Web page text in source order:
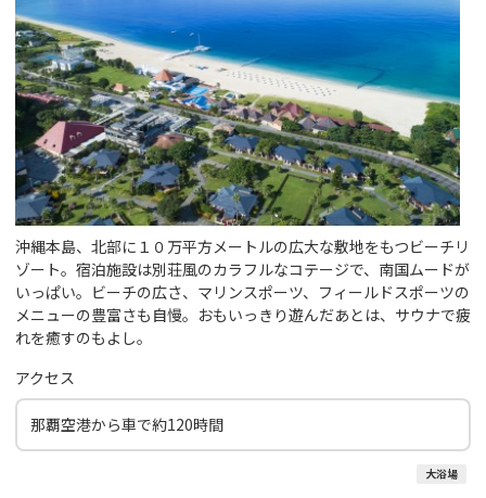
沖縄本島、北部に１０万平方メートルの広大な敷地をもつビーチリ
ゾート。宿泊施設は別荘風のカラフルなコテージで、南国ムードが
いっぱい。ビーチの広さ、マリンスポーツ、フィールドスポーツの
メニューの豊富さも自慢。おもいっきり遊んだあとは、サウナで疲
れを癒すのもよし。
アクセス
那覇空港から車で約120時間
大浴場